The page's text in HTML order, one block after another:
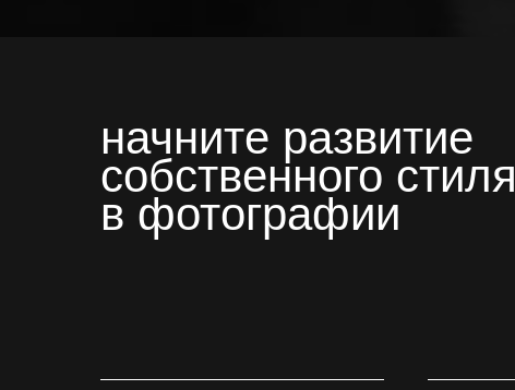
фотографии для начинающих
рекламной фотографии от Contented
начните развитие
собственного стиля
в фотографии